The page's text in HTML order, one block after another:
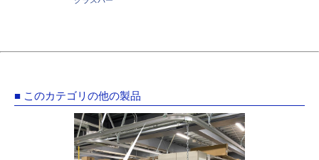
■ このカテゴリの他の製品